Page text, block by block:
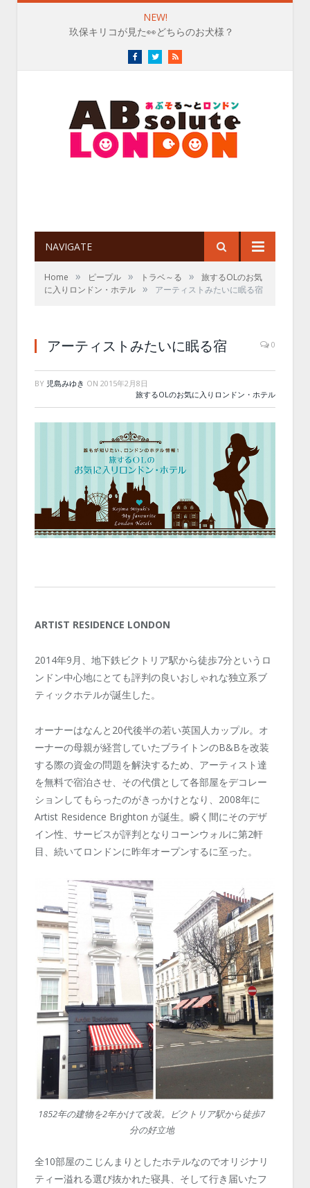
NEW!
玖保キリコが見た👀どちらのお犬様？
FacebookTwitterRSS
NAVIGATE
Home » ピープル » トラベ～る »
旅するOLのお気
に入りロンドン・ホテル » アーティストみたいに眠る宿
アーティストみたいに眠る宿 0
BY 児島みゆき ON 2015年2月8日
旅するOLのお気に入りロンドン・ホテル
ARTIST RESIDENCE LONDON
2014年9月、地下鉄ビクトリア駅から徒歩7分というロ
ンドン中心地にとても評判の良いおしゃれな独立系ブ
ティックホテルが誕生した。
オーナーはなんと20代後半の若い英国人カップル。オ
ーナーの母親が経営していたブライトンのB&Bを改装
する際の資金の問題を解決するため、アーティスト達
を無料で宿泊させ、その代償として各部屋をデコレー
ションしてもらったのがきっかけとなり、2008年に
Artist Residence Brighton が誕生。瞬く間にそのデザ
イン性、サービスが評判となりコーンウォルに第2軒
目、続いてロンドンに昨年オープンするに至った。
1852年の建物を2年かけて改装。ビクトリア駅から徒歩7
分の好立地
全10部屋のこじんまりとしたホテルなのでオリジナリ
ティー溢れる選び抜かれた寝具、そして行き届いたフ